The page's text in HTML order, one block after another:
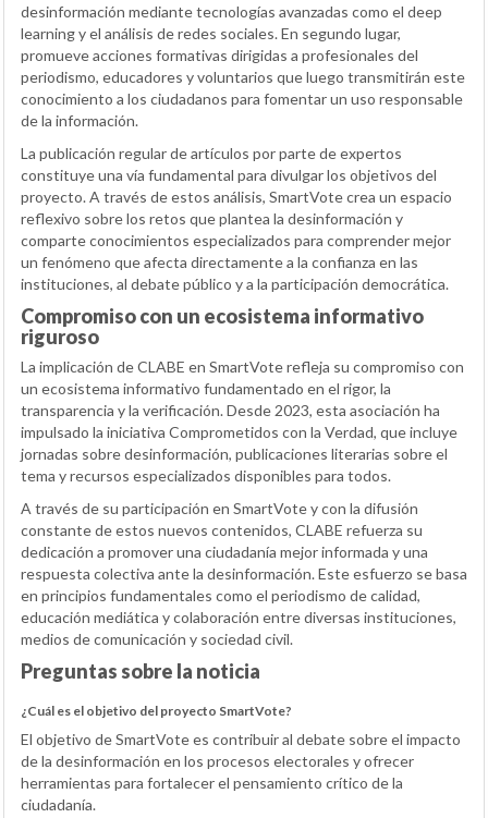
desinformación mediante tecnologías avanzadas como el deep
learning y el análisis de redes sociales. En segundo lugar,
promueve acciones formativas dirigidas a profesionales del
periodismo, educadores y voluntarios que luego transmitirán este
conocimiento a los ciudadanos para fomentar un uso responsable
de la información.
La publicación regular de artículos por parte de expertos
constituye una vía fundamental para divulgar los objetivos del
proyecto. A través de estos análisis, SmartVote crea un espacio
reflexivo sobre los retos que plantea la desinformación y
comparte conocimientos especializados para comprender mejor
un fenómeno que afecta directamente a la confianza en las
instituciones, al debate público y a la participación democrática.
Compromiso con un ecosistema informativo
riguroso
La implicación de CLABE en SmartVote refleja su compromiso con
un ecosistema informativo fundamentado en el rigor, la
transparencia y la verificación. Desde 2023, esta asociación ha
impulsado la iniciativa Comprometidos con la Verdad, que incluye
jornadas sobre desinformación, publicaciones literarias sobre el
tema y recursos especializados disponibles para todos.
A través de su participación en SmartVote y con la difusión
constante de estos nuevos contenidos, CLABE refuerza su
dedicación a promover una ciudadanía mejor informada y una
respuesta colectiva ante la desinformación. Este esfuerzo se basa
en principios fundamentales como el periodismo de calidad,
educación mediática y colaboración entre diversas instituciones,
medios de comunicación y sociedad civil.
Preguntas sobre la noticia
¿Cuál es el objetivo del proyecto SmartVote?
El objetivo de SmartVote es contribuir al debate sobre el impacto
de la desinformación en los procesos electorales y ofrecer
herramientas para fortalecer el pensamiento crítico de la
ciudadanía.